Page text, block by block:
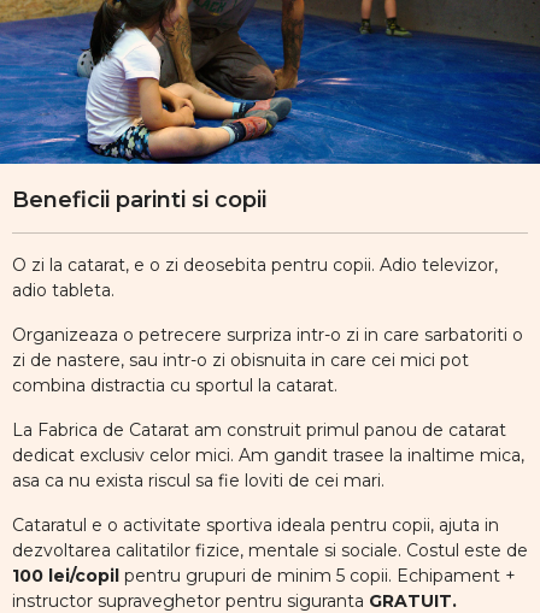
Beneficii parinti si copii
O zi la catarat, e o zi deosebita pentru copii. Adio televizor,
adio tableta.
Organizeaza o petrecere surpriza intr-o zi in care sarbatoriti o
zi de nastere, sau intr-o zi obisnuita in care cei mici pot
combina distractia cu sportul la catarat.
La Fabrica de Catarat am construit primul panou de catarat
dedicat exclusiv celor mici. Am gandit trasee la inaltime mica,
asa ca nu exista riscul sa fie loviti de cei mari.
Cataratul e o activitate sportiva ideala pentru copii, ajuta in
dezvoltarea calitatilor fizice, mentale si sociale. Costul este de
100 lei/copil pentru grupuri de minim 5 copii. Echipament +
instructor supraveghetor pentru siguranta GRATUIT.